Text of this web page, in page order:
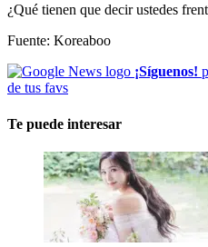
¿Qué tienen que decir ustedes
Fuente: Koreaboo
¡Síguenos!
de tus favs
Te puede interesar